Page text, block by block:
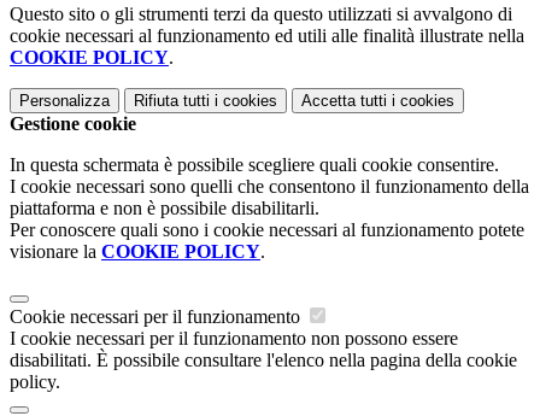
Questo sito o gli strumenti terzi da questo utilizzati si avvalgono di
cookie necessari al funzionamento ed utili alle finalità illustrate nella
COOKIE POLICY.
Personalizza Rifiuta tutti i cookies Accetta tutti i cookies
Gestione cookie
In questa schermata è possibile scegliere quali cookie consentire.
I cookie necessari sono quelli che consentono il funzionamento della
piattaforma e non è possibile disabilitarli.
Per conoscere quali sono i cookie necessari al funzionamento potete
visionare la COOKIE POLICY.
Cookie necessari per il funzionamento
I cookie necessari per il funzionamento non possono essere
disabilitati. È possibile consultare l'elenco nella pagina della cookie
policy.